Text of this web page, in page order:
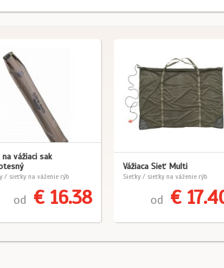
na vážiaci sak
/ sieťky na váženie rýb
od € 16.38
Vážiaca Sieť Multi
Sieťky / sieťky na váženie rýb
od €